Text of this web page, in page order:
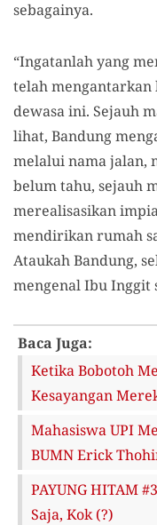
sebagainya.
“Ingatanlah yang
telah mengantarkan
dewasa ini. Sejauh
lihat, Bandung
melalui nama jalan,
belum tahu, sejauh
merealisasikan
mendirikan rumah
Ataukah Bandung,
mengenal Ibu Inggit
Baca Juga:
Ketika Bobotoh
Kesayangan
Mahasiswa UPI
BUMN Erick
PAYUNG HITAM
Saja, Kok (?)